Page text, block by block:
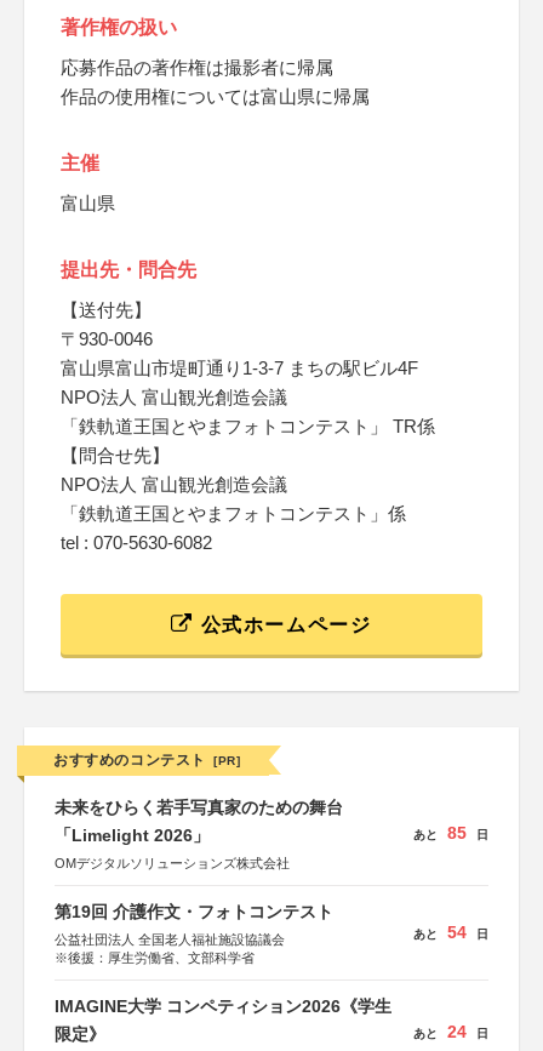
著作権の扱い
応募作品の著作権は撮影者に帰属
作品の使用権については富山県に帰属
主催
富山県
提出先・問合先
【送付先】
〒930-0046
富山県富山市堤町通り1-3-7 まちの駅ビル4F
NPO法人 富山観光創造会議
「鉄軌道王国とやまフォトコンテスト」 TR係
【問合せ先】
NPO法人 富山観光創造会議
「鉄軌道王国とやまフォトコンテスト」係
tel : 070-5630-6082
公式ホームページ
おすすめのコンテスト [PR]
未来をひらく若手写真家のための舞台
「Limelight 2026」
OMデジタルソリューションズ株式会社
あと 85 日
第19回 介護作文・フォトコンテスト
公益社団法人 全国老人福祉施設協議会
※後援：厚生労働省、文部科学省
あと 54 日
IMAGINE大学 コンペティション2026《学生
限定》
あと 24 日